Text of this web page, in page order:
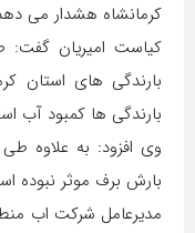
کرمانشاه هشدار می
بارندگی‌ های استان
بارندگی ها کمبود آب
وی افزود: به علاوه
بارش برف موثر نبوده
مدیرعامل شرکت اب